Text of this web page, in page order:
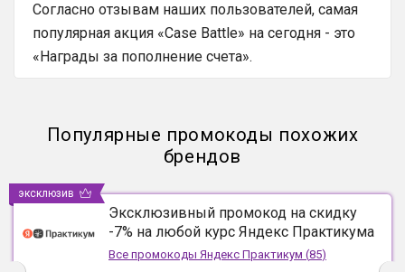
Согласно отзывам наших пользователей, самая
популярная акция «Case Battle» на сегодня - это
«Награды за пополнение счета».
Популярные промокоды похожих
брендов
Эксклюзивный промокод на скидку
-7% на любой курс Яндекс Практикума
Все промокоды Яндекс Практикум (85)
эксклюзив